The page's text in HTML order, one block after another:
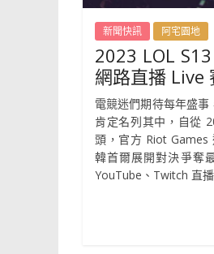
新聞快訊 阿宅園地
2023 LOL
網路直播 Live
電競迷們期待每年盛
肯定名列其中，自從
頭，官方 Riot Games
韓首爾展開對決爭奪
YouTube、Twitch 直